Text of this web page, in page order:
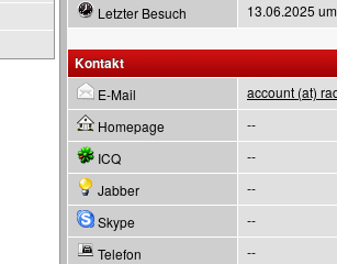
Letzter Besuch
13.06.2025
Kontakt
E-Mail
account (at)
Homepage
--
ICQ
--
Jabber
--
Skype
--
Telefon
--